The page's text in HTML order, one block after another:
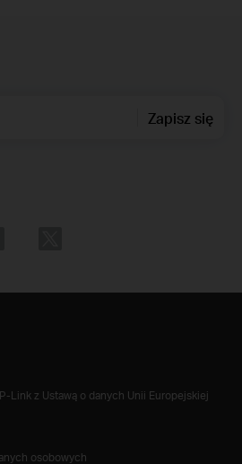
Zapisz się
Link z Ustawą o danych Unii Europejskiej
osobowych